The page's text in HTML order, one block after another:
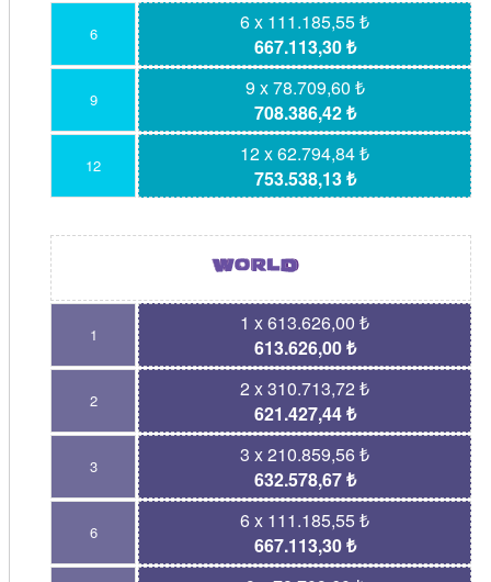
6
6 x 111.185,55 ₺
667.113,30 ₺
9
9 x 78.709,60 ₺
708.386,42 ₺
12
12 x 62.794,84 ₺
753.538,13 ₺
1
1 x 613.626,00 ₺
613.626,00 ₺
2
2 x 310.713,72 ₺
621.427,44 ₺
3
3 x 210.859,56 ₺
632.578,67 ₺
6
6 x 111.185,55 ₺
667.113,30 ₺